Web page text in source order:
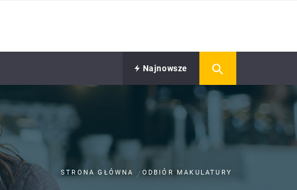
Najnowsze
STRONA GŁÓWNA ODBIÓR MAKULATURY